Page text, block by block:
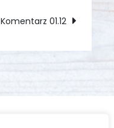
Komentarz 01.12